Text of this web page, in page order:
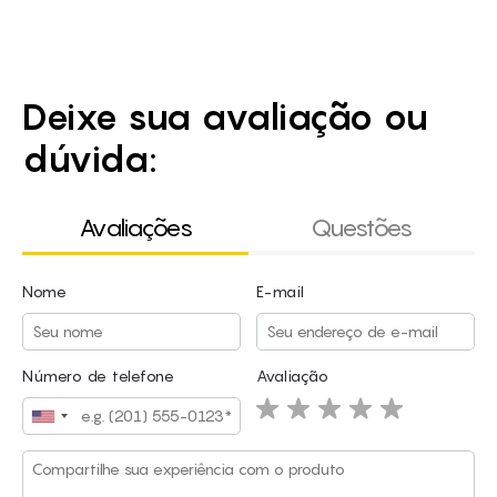
Deixe sua avaliação ou
dúvida:
Avaliações Questões
Nome E-mail
Número de telefone Avaliação
Nome E-mail